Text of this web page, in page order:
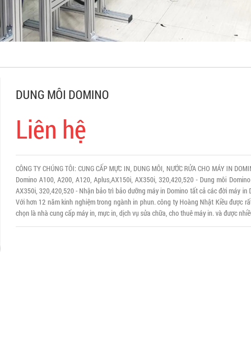
DUNG MÔI DOMINO
Liên hệ
CÔNG TY CHÚNG TÔI: CUNG CẤP MỰC IN, DUNG MÔI, NƯỚC RỬA CHO MÁY IN
Domino A100, A200, A120, Aplus,AX150i, AX350i, 320,420,520 - Dung môi
AX350i, 320,420,520 - Nhận bảo trì bảo dưỡng máy in Domino tất cả các đời máy in
Với hơn 12 năm kinh nghiệm trong ngành in phun. công ty Hoàng Nhật Kiều được
chọn là nhà cung cấp máy in, mực in, dịch vụ sửa chữa, cho thuê máy in. và được